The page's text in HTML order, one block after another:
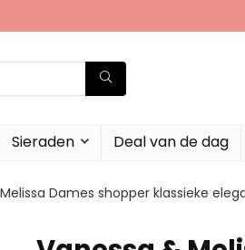
Sieraden Deal van de dag
Dames shopper klassieke